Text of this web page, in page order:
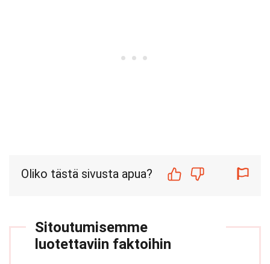
Oliko tästä sivusta apua?
Sitoutumisemme
luotettaviin faktoihin